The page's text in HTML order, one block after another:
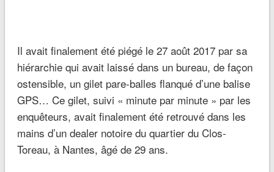
Il avait finalement été piégé le 27 août 2017 par sa
hiérarchie qui avait laissé dans un bureau, de façon
ostensible, un gilet pare-balles flanqué d’une balise
GPS… Ce gilet, suivi « minute par minute » par les
enquêteurs, avait finalement été retrouvé dans les
mains d’un dealer notoire du quartier du Clos-
Toreau, à Nantes, âgé de 29 ans.